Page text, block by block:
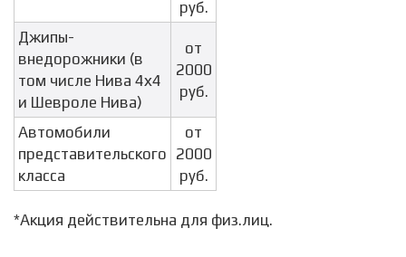
руб.
Джипы-
внедорожники (в
том числе Нива 4х4
и Шевроле Нива)
от
2000
руб.
Автомобили
представительского
класса
от
2000
руб.
*Акция действительна для физ.лиц.